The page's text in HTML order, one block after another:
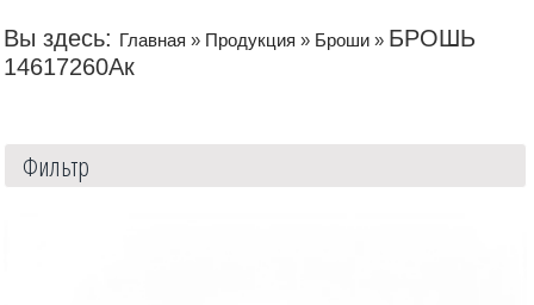
Вы здесь: Главная » Продукция » Броши » БРОШЬ
14617260Ак
Фильтр